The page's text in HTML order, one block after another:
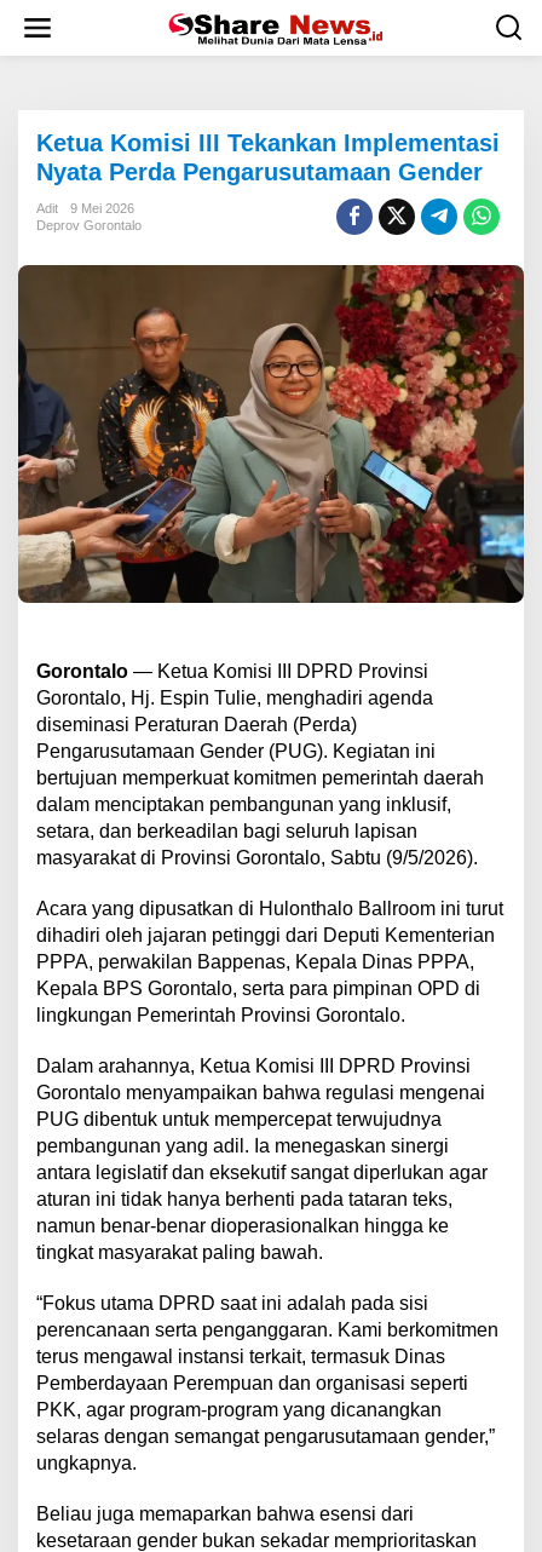
w
Ketua Komisi III Tekankan Implementasi
Nyata Perda Pengarusutamaan Gender
Adit
9 Mei 2026
Deprov Gorontalo
Gorontalo — Ketua Komisi III DPRD Provinsi
Gorontalo, Hj. Espin Tulie, menghadiri agenda
diseminasi Peraturan Daerah (Perda)
Pengarusutamaan Gender (PUG). Kegiatan ini
bertujuan memperkuat komitmen pemerintah daerah
dalam menciptakan pembangunan yang inklusif,
setara, dan berkeadilan bagi seluruh lapisan
masyarakat di Provinsi Gorontalo, Sabtu (9/5/2026).
​Acara yang dipusatkan di Hulonthalo Ballroom ini turut
dihadiri oleh jajaran petinggi dari Deputi Kementerian
PPPA, perwakilan Bappenas, Kepala Dinas PPPA,
Kepala BPS Gorontalo, serta para pimpinan OPD di
lingkungan Pemerintah Provinsi Gorontalo.
​Dalam arahannya, Ketua Komisi III DPRD Provinsi
Gorontalo menyampaikan bahwa regulasi mengenai
PUG dibentuk untuk mempercepat terwujudnya
pembangunan yang adil. Ia menegaskan sinergi
antara legislatif dan eksekutif sangat diperlukan agar
aturan ini tidak hanya berhenti pada tataran teks,
namun benar-benar dioperasionalkan hingga ke
tingkat masyarakat paling bawah.
​“Fokus utama DPRD saat ini adalah pada sisi
perencanaan serta penganggaran. Kami berkomitmen
terus mengawal instansi terkait, termasuk Dinas
Pemberdayaan Perempuan dan organisasi seperti
PKK, agar program-program yang dicanangkan
selaras dengan semangat pengarusutamaan gender,”
ungkapnya.
​Beliau juga memaparkan bahwa esensi dari
kesetaraan gender bukan sekadar memprioritaskan